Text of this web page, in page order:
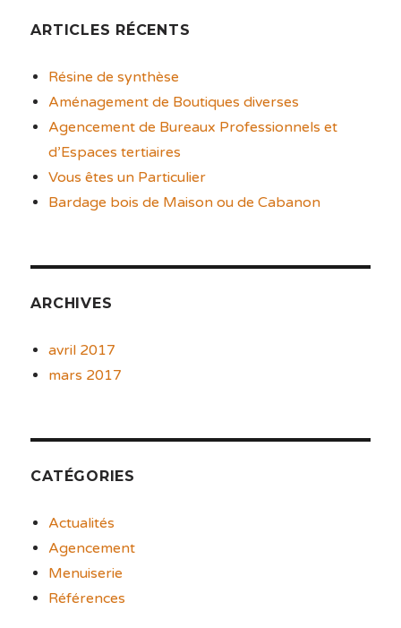
ARTICLES RÉCENTS
Résine de synthèse
Aménagement de Boutiques diverses
Agencement de Bureaux Professionnels et
d’Espaces tertiaires
Vous êtes un Particulier
Bardage bois de Maison ou de Cabanon
ARCHIVES
avril 2017
mars 2017
CATÉGORIES
Actualités
Agencement
Menuiserie
Références